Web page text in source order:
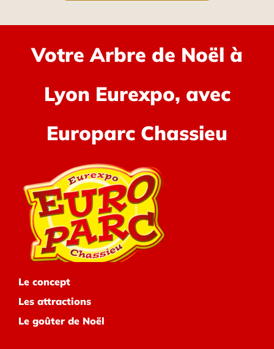
Votre Arbre de Noël à
Lyon Eurexpo, avec
Europarc Chassieu
Le concept
Les attractions
Le goûter de Noël